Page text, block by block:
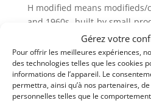
Gérez votre
Pour offrir les meilleures expériences,
des technologies telles que les cookies
informations de l’appareil. Le
permettra, ainsi qu’à nos partenaires,
personnelles telles que le
H modified means modifieds/
and 1960s, built by small
some cases home built.
The maximum engine size
850cc in the ’60s).
he Jaco Scorpion has an 850